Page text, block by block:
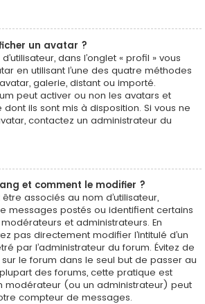
un avatar ?
dans l’onglet « profil » vous
en utilisant l’une des quatre méthodes
galerie, distant ou importé.
peut activer ou non les avatars et
ils sont mis à disposition. Si vous ne
contactez un administrateur du
et comment le modifier ?
associés au nom d’utilisateur,
messages postés ou identifient certains
et administrateurs. En
pas directement modifier l’intitulé d’un
par l’administrateur du forum. Évitez de
le forum dans le seul but de passer au
des forums, cette pratique est
modérateur (ou un administrateur) peut
compteur de messages.